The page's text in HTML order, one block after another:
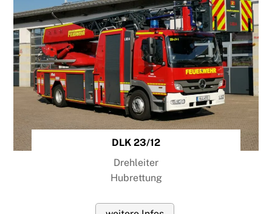
DLK 23/12
Drehleiter
Hubrettung